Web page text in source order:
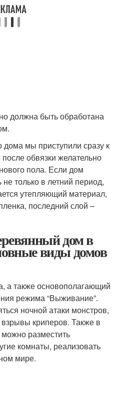
должна быть обработана
дома мы приступили сразу к
обвязки желательно
пола. Если дом
только в летний период,
утепляющий материал,
последний слой –
дом в
виды домов
а также основополагающий
режима “Выживание”.
ночной атаки монстров,
взрывы криперов. Также в
разместить
комнаты, реализовать
мире.